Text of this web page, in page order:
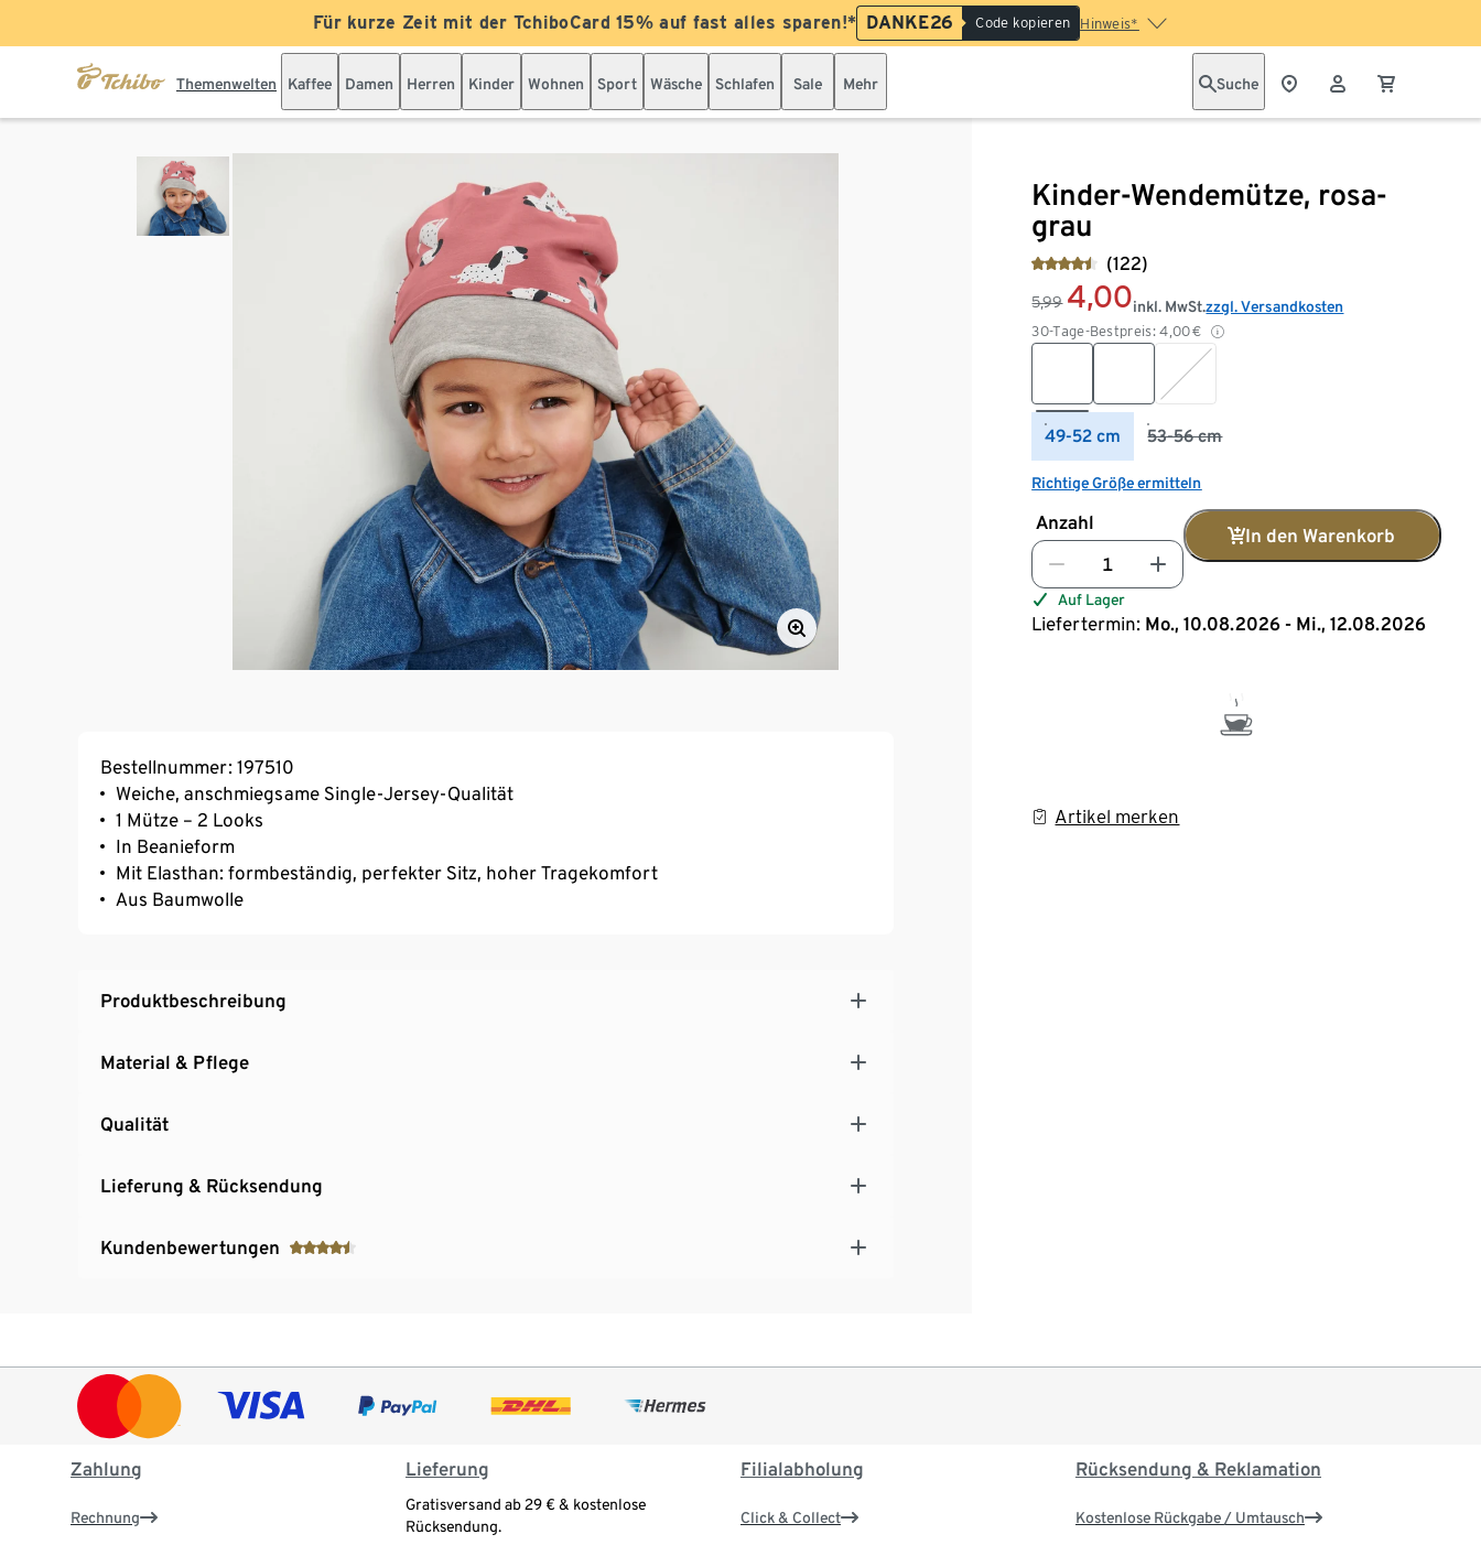
Für kurze Zeit mit der TchiboCard 15% auf fast alles sparen!* DANKE26 Code kopieren Hinweis*
Themenwelten Kaffee Damen Herren Kinder Wohnen Sport Wäsche Schlafen Sale Mehr Suche
Kinder-Wendemütze, rosa-
grau
(122)
5,99 4,00
30-Tage-Bestpreis: 4,00€
inkl. MwSt.zzgl. Versandkosten
49-52 cm 53-56 cm
Richtige Größe ermitteln
Anzahl
In den Warenkorb
Auf Lager
Liefertermin: Mo., 10.08.2026 - Mi., 12.08.2026
Artikel merken
Bestellnummer: 197510
Weiche, anschmiegsame Single-Jersey-Qualität
1 Mütze – 2 Looks
In Beanieform
Mit Elasthan: formbeständig, perfekter Sitz, hoher Tragekomfort
Aus Baumwolle
Produktbeschreibung
Material & Pflege
Qualität
Lieferung & Rücksendung
Kundenbewertungen
Zahlung
Rechnung
Lieferung
Gratisversand ab 29 € & kostenlose
Rücksendung.
Filialabholung
Click & Collect
Rücksendung & Reklamation
Kostenlose Rückgabe / Umtausch